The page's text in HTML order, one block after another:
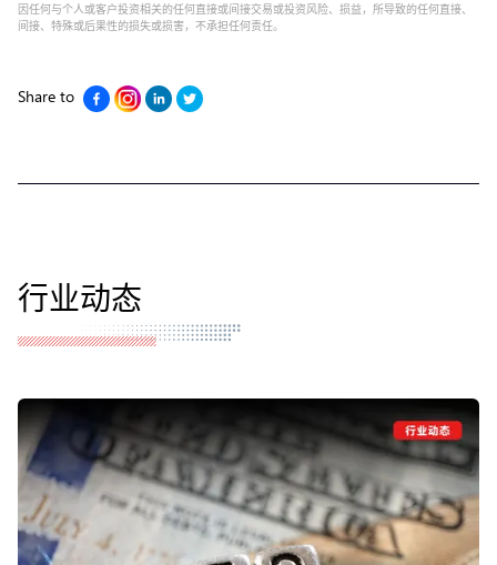
因任何与个人或客户投资相关的任何直接或间接交易或投资风险、损益，所导致的任何直接、
间接、特殊或后果性的损失或损害，不承担任何责任。
Share to
行业动态